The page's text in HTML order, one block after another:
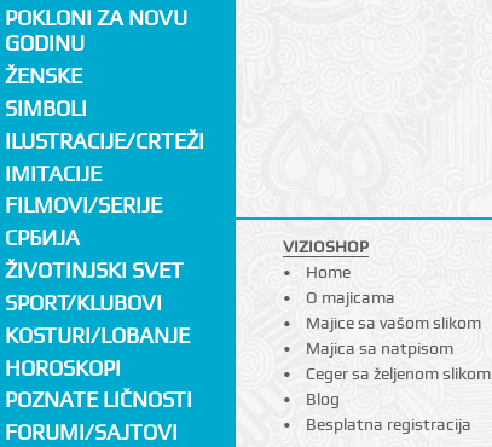
POKLONI ZA NOVU
GODINU
ŽENSKE
SIMBOLI
ILUSTRACIJE/CRTEŽI
IMITACIJE
FILMOVI/SERIJE
СРБИЈА
ŽIVOTINJSKI SVET
SPORT/KLUBOVI
KOSTURI/LOBANJE
HOROSKOPI
POZNATE LIČNOSTI
FORUMI/SAJTOVI
VIZIOSHOP
Home
O majicama
Majice sa vašom slikom
Majica sa natpisom
Ceger sa željenom slikom
Blog
Besplatna registracija